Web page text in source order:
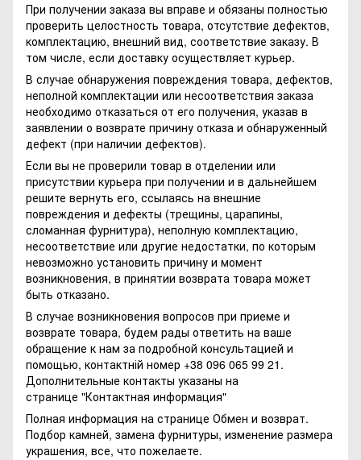
При получении заказа вы вправе и обязаны полностью
проверить целостность товара, отсутствие дефектов,
комплектацию, внешний вид, соответствие заказу. В
том числе, если доставку осуществляет курьер.
В случае обнаружения повреждения товара, дефектов,
неполной комплектации или несоответствия заказа
необходимо отказаться от его получения, указав в
заявлении о возврате причину отказа и обнаруженный
дефект (при наличии дефектов).
Если вы не проверили товар в отделении или
присутствии курьера при получении и в дальнейшем
решите вернуть его, ссылаясь на внешние
повреждения и дефекты (трещины, царапины,
сломанная фурнитура), неполную комплектацию,
несоответствие или другие недостатки, по которым
невозможно установить причину и момент
возникновения, в принятии возврата товара может
быть отказано.
В случае возникновения вопросов при приеме и
возврате товара, будем рады ответить на ваше
обращение к нам за подробной консультацией и
помощью, контактній номер +38 096 065 99 21.
Дополнительные контакты указаны на
странице "Контактная информация"
Полная информация на странице Обмен и возврат.
Подбор камней, замена фурнитуры, изменение размера
украшения, все, что пожелаете.